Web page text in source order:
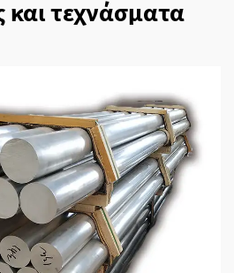
και τεχνάσματα